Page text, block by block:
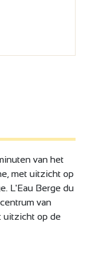
van het
met uitzicht op
L'Eau Berge du
van
uitzicht op de